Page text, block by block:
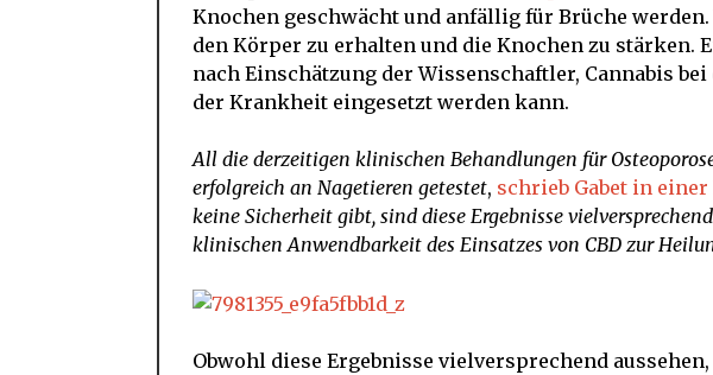
Knochen geschwächt und anfällig für Brüche
den Körper zu erhalten und die Knochen zu stärken.
nach Einschätzung der Wissenschaftler, Cannabis
der Krankheit eingesetzt werden kann.
All die derzeitigen klinischen Behandlungen für
erfolgreich an Nagetieren getestet, schrieb Gabet in
keine Sicherheit gibt, sind diese Ergebnisse
klinischen Anwendbarkeit des Einsatzes von CBD zur
Obwohl diese Ergebnisse vielversprechend